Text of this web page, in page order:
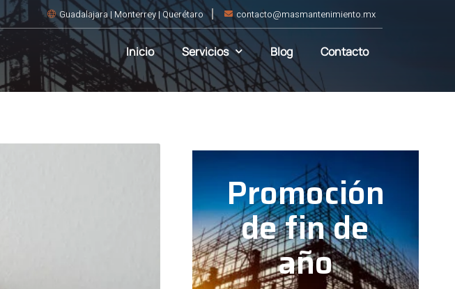
Guadalajara | Monterrey | Querétaro contacto@masmantenimiento.mx
Inicio Servicios Blog Contacto
Promoción
de fin de
año